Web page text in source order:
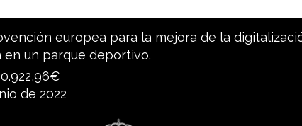
europea para la mejora de la
un parque deportivo.
de 2022